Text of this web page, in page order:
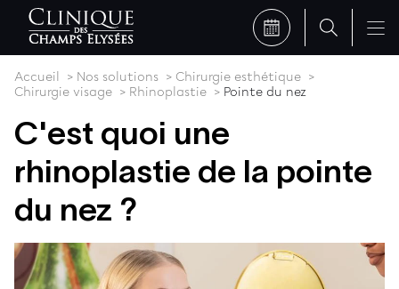
Accueil Nos solutions
Chirurgie esthétique
Chirurgie visage
Rhinoplastie Pointe du nez
C'est quoi une
rhinoplastie de la pointe
du nez ?